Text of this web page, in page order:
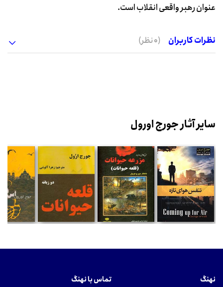
عنوان رهبر واقعی انقلاب است.
نظرات کاربران (0 نظر)
سایر آثار جورج اورول
نهنگ تماس با نهنگ